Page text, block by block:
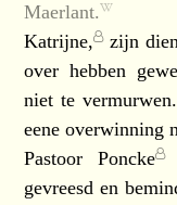
Maerlant.
Katrijne, zijn
over hebben
niet te
eene overwinning
Pastoor Poncke
gevreesd en